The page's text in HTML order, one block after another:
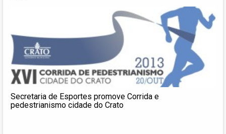
Secretaria de Esportes promove Corrida e
pedestrianismo cidade do Crato